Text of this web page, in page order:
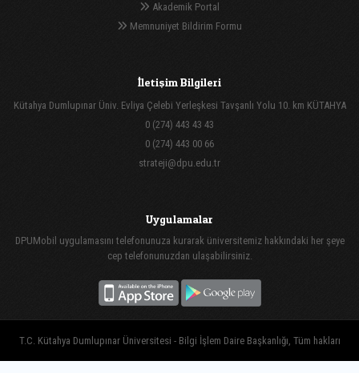
Akademik Portal
Memnuniyet Bildirim Formu
İletişim Bilgileri
Kütahya Dumlupınar Üniv. Evliya Çelebi Yerleşkesi Tavşanlı Yolu 10. km KÜTAHYA
0 (274) 443 43 43
0 (274) 443 00 66
strateji@dpu.edu.tr
Uygulamalar
DPUMobil uygulamasını telefonunuza kurarak üniversitemiz hakkındaki her şeye
cep telefonunuzdan ulaşabilirsiniz.
T.C. Kütahya Dumlupınar Üniversitesi - Bilgi İşlem Daire Başkanlığı, Tüm hakları